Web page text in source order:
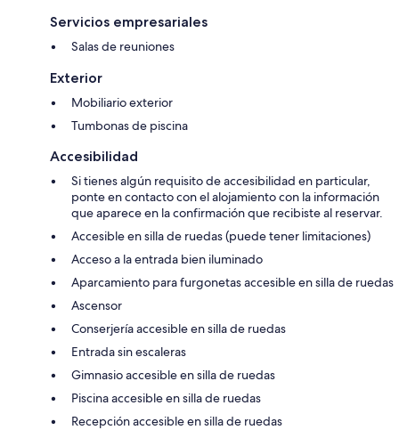
Servicios empresariales
Salas de reuniones
Exterior
Mobiliario exterior
Tumbonas de piscina
Accesibilidad
Si tienes algún requisito de accesibilidad en particular,
ponte en contacto con el alojamiento con la información
que aparece en la confirmación que recibiste al reservar.
Accesible en silla de ruedas (puede tener limitaciones)
Acceso a la entrada bien iluminado
Aparcamiento para furgonetas accesible en silla de ruedas
Ascensor
Conserjería accesible en silla de ruedas
Entrada sin escaleras
Gimnasio accesible en silla de ruedas
Piscina accesible en silla de ruedas
Recepción accesible en silla de ruedas